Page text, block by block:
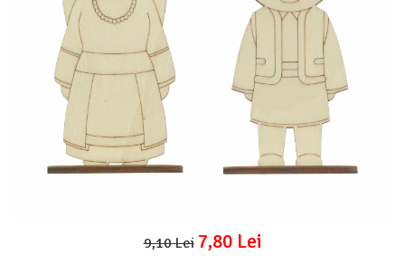
Mijloace de transport
Seturi figurine diverse
Forme vintage
Ornamente si scrapbooking
Scrapbooking
Rame foto
9,10 Lei 7,80 Lei